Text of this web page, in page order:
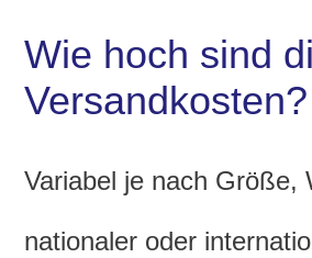
Wie hoch sind
Versandkosten?
Variabel je nach Größe,
nationaler oder